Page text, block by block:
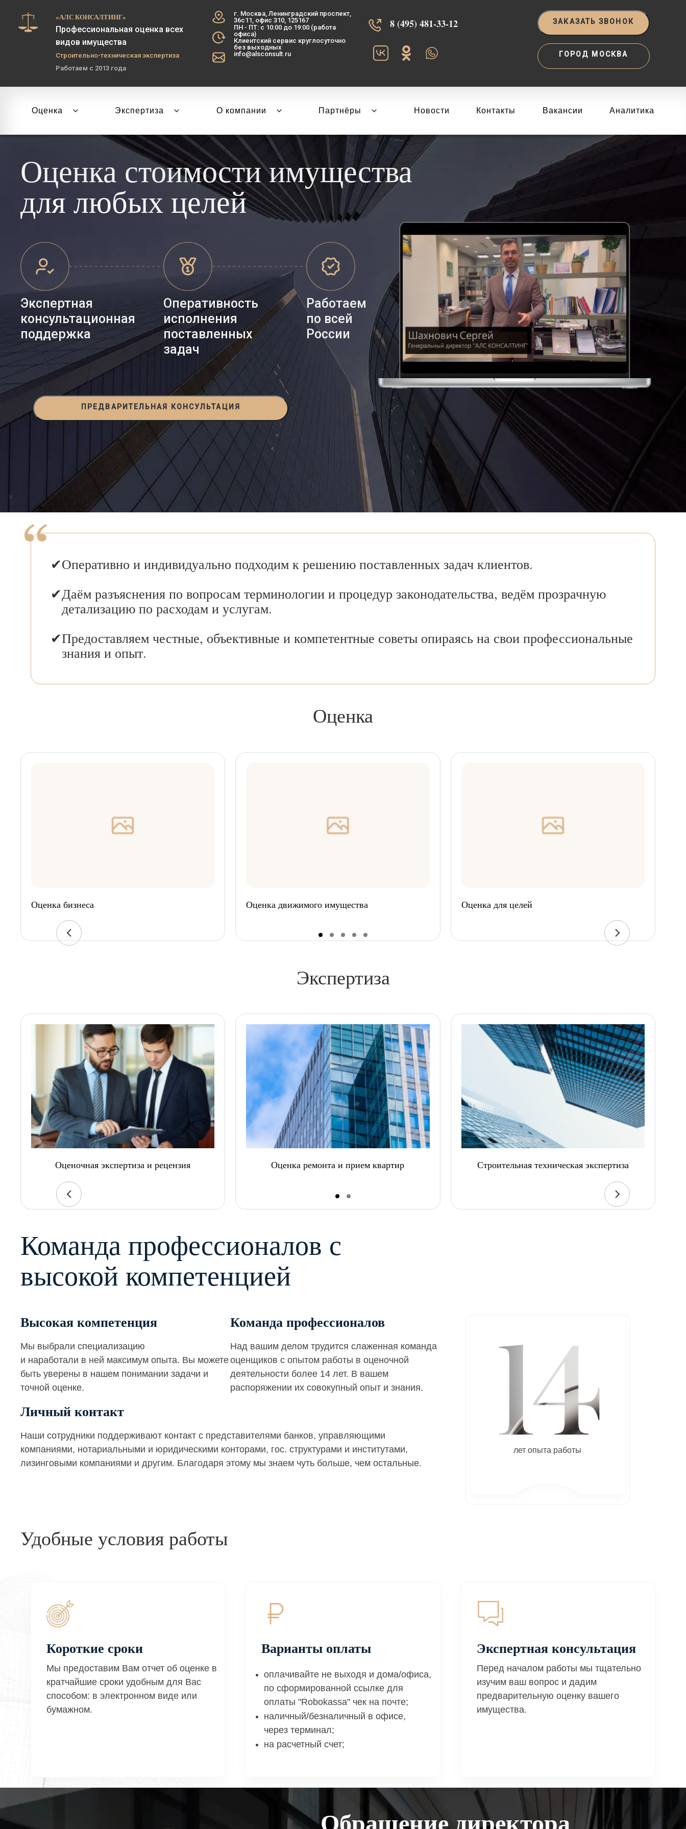
«АЛС КОНСАЛТИНГ»
Профессиональная оценка всех
видов имущества
Строительно-техническая экспертиза
Работаем с 2013 года
г. Москва, Ленинградский проспект,
36с11, офис 310, 125167
ПН - ПТ: с 10:00 до 19:00 (работа
офиса)
Клиентский сервис круглосуточно
без выходных
info@alsconsult.ru
8 (495) 481-33-12‬‬ ЗАКАЗАТЬ ЗВОНОК
ГОРОД МОСКВА
Оценка Экспертиза О компании Партнёры Новости Контакты Вакансии Аналитика
Оценка стоимости имущества
для любых целей
Экспертная
консультационная
поддержка
Оперативность
исполнения
поставленных
задач
Работаем
по всей
России
ПРЕДВАРИТЕЛЬНАЯ КОНСУЛЬТАЦИЯ
Оперативно и индивидуально подходим к решению поставленных задач клиентов.
Даём разъяснения по вопросам терминологии и процедур законодательства, ведём прозрачную
детализацию по расходам и услугам.
Предоставляем честные, объективные и компетентные советы опираясь на свои профессиональные
знания и опыт.
Оценка
Оценка бизнеса Оценка движимого имущества Оценка для целей
Экспертиза
Оценочная экспертиза и рецензия Оценка ремонта и прием квартир Строительная техническая экспертиза
Команда профессионалов с
высокой компетенцией
Высокая компетенция
Мы выбрали специализацию
и наработали в ней максимум опыта. Вы можете
быть уверены в нашем понимании задачи и
точной оценке.
Команда профессионалов
Над вашим делом трудится слаженная команда
оценщиков с опытом работы в оценочной
деятельности более 14 лет. В вашем
распоряжении их совокупный опыт и знания.
Личный контакт
Наши сотрудники поддерживают контакт с представителями банков, управляющими
компаниями, нотариальными и юридическими конторами, гос. структурами и институтами,
лизинговыми компаниями и другим. Благодаря этому мы знаем чуть больше, чем остальные.
лет опыта работы
Удобные условия работы
Короткие сроки
Мы предоставим Вам отчет об оценке в
кратчайшие сроки удобным для Вас
способом: в электронном виде или
бумажном.
Варианты оплаты
оплачивайте не выходя и дома/офиса,
по сформированной ссылке для
оплаты "Robokassa" чек на почте;
наличный/безналичный в офисе,
через терминал;
на расчетный счет;
Экспертная консультация
Перед началом работы мы тщательно
изучим ваш вопрос и дадим
предварительную оценку вашего
имущества.
Обращение директора